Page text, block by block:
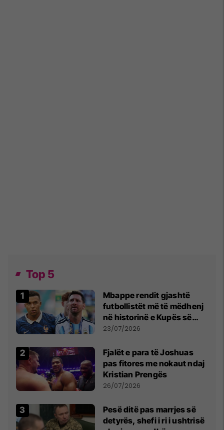
Top 5
Mbappe rendit gjashtë
futbollistët më të mëdhenj
në historinë e Kupës së
Botës, Messi mbetet i dyti
23/07/2026
Fjalët e para të Joshuas
pas fitores me nokaut ndaj
Kristian Prengës
26/07/2026
Pesë ditë pas marrjes së
detyrës, shefi i ri i ushtrisë